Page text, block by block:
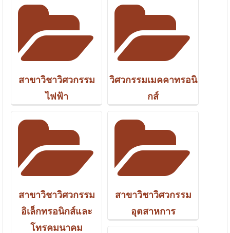
สาขาวิชาวิศวกรรม
ไฟฟ้า
วิศวกรรมเมคคาทรอนิ
กส์
สาขาวิชาวิศวกรรม
อิเล็กทรอนิกส์และ
โทรคมนาคม
สาขาวิชาวิศวกรรม
อุตสาหการ